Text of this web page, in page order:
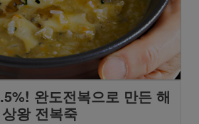
완도전복으로 만든 해
상왕 전복죽